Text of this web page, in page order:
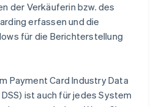
der Verkäuferin bzw. des
erfassen und die
für die Berichterstellung
Payment Card Industry Data
ist auch für jedes System